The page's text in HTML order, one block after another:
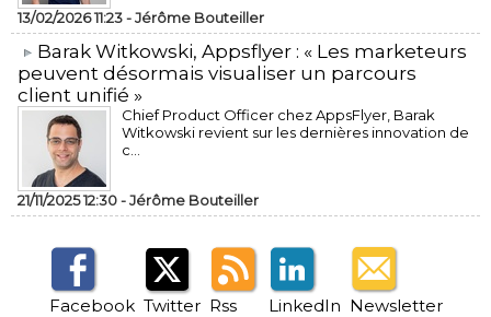
13/02/2026 11:23 -Jérôme Bouteiller
​Barak Witkowski, Appsflyer : « Les marketeurs
peuvent désormais visualiser un parcours
client unifié »
Chief Product Officer chez AppsFlyer, ​Barak
Witkowski revient sur les dernières innovation de
c...
21/11/2025 12:30 -Jérôme Bouteiller
Facebook Twitter Rss LinkedIn Newsletter